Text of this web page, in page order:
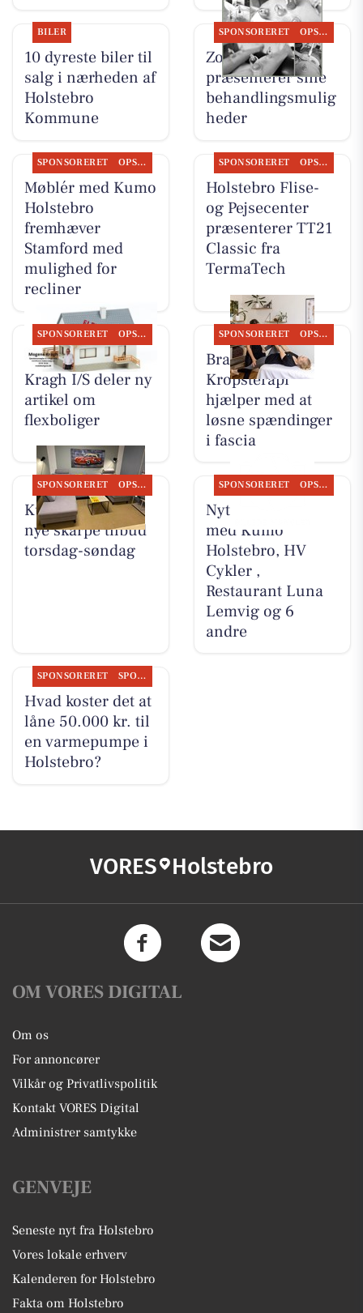
BILER
10 dyreste biler til
salg i nærheden af
Holstebro
Kommune
SPONSORERET OPSLAGSTAVLEN
Zones By Gitte
præsenterer sine
behandlingsmulig
heder
SPONSORERET OPSLAGSTAVLEN
Møblér med Kumo
Holstebro
fremhæver
Stamford med
mulighed for
recliner
SPONSORERET OPSLAGSTAVLEN
Holstebro Flise-
og Pejsecenter
præsenterer TT21
Classic fra
TermaTech
SPONSORERET OPSLAGSTAVLEN
BoligOne Mogens
Kragh I/S deler ny
artikel om
flexboliger
SPONSORERET OPSLAGSTAVLEN
Brandsborgs
Kropsterapi
hjælper med at
løsne spændinger
i fascia
SPONSORERET OPSLAGSTAVLEN
Kumo Outlet har
nye skarpe tilbud
torsdag-søndag
SPONSORERET OPSLAGSTAVLEN
Nyt fra Møblér
med Kumo
Holstebro, HV
Cykler ,
Restaurant Luna
Lemvig og 6
andre
SPONSORERET SPONSORERET INDHOLD
Hvad koster det at
låne 50.000 kr. til
en varmepumpe i
Holstebro?
VORES Holstebro
OM VORES DIGITAL
Om os
For annoncører
Vilkår og Privatlivspolitik
Kontakt VORES Digital
Administrer samtykke
GENVEJE
Seneste nyt fra Holstebro
Vores lokale erhverv
Kalenderen for Holstebro
Fakta om Holstebro